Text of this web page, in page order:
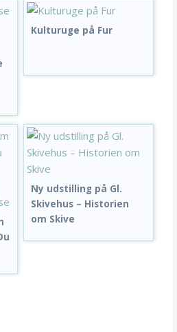
Kulturuge på Fur
Ny udstilling på Gl.
Skivehus – Historien
om Skive